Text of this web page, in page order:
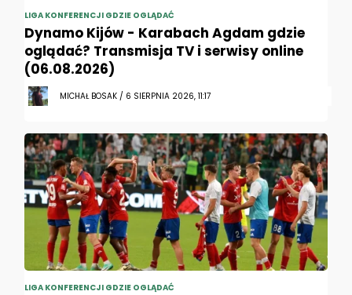
LIGA KONFERENCJI GDZIE OGLĄDAĆ
Dynamo Kijów - Karabach Agdam gdzie
oglądać? Transmisja TV i serwisy online
(06.08.2026)
MICHAŁ BOSAK / 6 SIERPNIA 2026, 11:17
LIGA KONFERENCJI GDZIE OGLĄDAĆ